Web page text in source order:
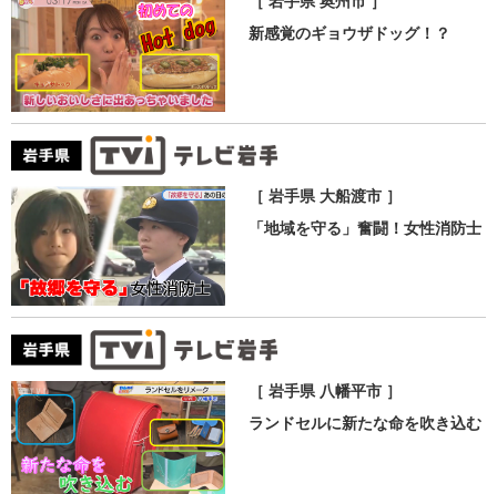
新感覚のギョウザドッグ！？
［ 岩手県 大船渡市 ］
「地域を守る」奮闘！女性消防士
［ 岩手県 八幡平市 ］
ランドセルに新たな命を吹き込む